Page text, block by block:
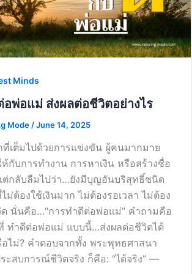
Minds
พ่อแม่ ส่งผลต่อชีวิตอย่างไร
Mode /June 14, 2025
ที่เต็มไปด้วยการแข่งขัน ผู้คนมากมาย
ห้กับการทำงาน การหาเงิน หรือสร้างชื่อ
ต่กลับลืมไปว่า…ยังมีบุญอันบริสุทธิ์ชนิด
ม่ต้องใช้เงินมาก ไม่ต้องรอเวลา ไม่ต้อง
ด นั่นคือ…“การทำดีต่อพ่อแม่” คำถามคือ
ทำดีต่อพ่อแม่ แบบนี้…ส่งผลต่อชีวิตได้
อไม่? คำตอบจากทั้ง พระพุทธศาสนา
ะสบการณ์ชีวิตจริง ก็คือ: “ได้จริง” —